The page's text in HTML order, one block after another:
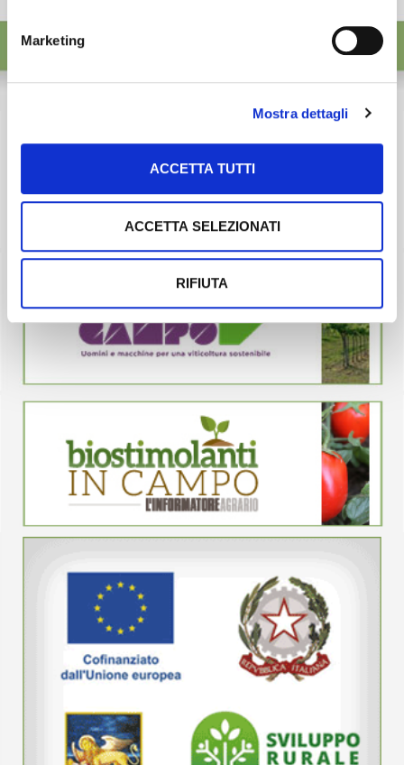
Marketing
Mostra dettagli
ACCETTA TUTTI
ACCETTA SELEZIONATI
RIFIUTA